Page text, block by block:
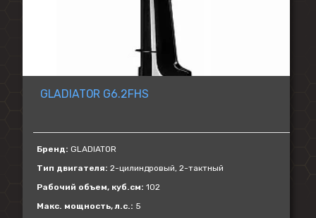
GLADIATOR G6.2FHS
Бренд: GLADIATOR
Тип двигателя: 2-цилиндровый, 2-тактный
Рабочий объем, куб.см: 102
Макс. мощность, л.с.: 5